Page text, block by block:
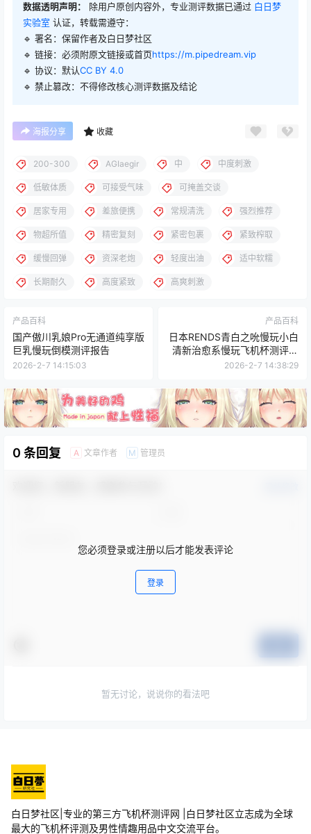
数据透明声明： 除用户原创内容外，专业测评数据已通过 白日梦
实验室 认证，转载需遵守：
🔹 署名：保留作者及白日梦社区
🔹 链接：必须附原文链接或首页https://m.pipedream.vip
🔹 协议：默认CC BY 4.0
🔹 禁止篡改：不得修改核心测评数据及结论
海报分享 收藏
200-300 AGIaegir 中 中度刺激
低敏体质 可接受气味 可掩盖交谈
居家专用 差旅便携 常规清洗 强烈推荐
物超所值 精密复刻 紧密包裹 紧致榨取
缓慢回弹 资深老炮 轻度出油 适中软糯
长期耐久 高度紧致 高爽刺激
产品百科
国产傲川乳娘Pro无通道纯享版
巨乳慢玩倒模测评报告
2026-2-7 14:15:03
产品百科
日本RENDS青白之吮慢玩小白
清新治愈系慢玩飞机杯测评报
告
2026-2-7 14:38:29
0 条回复 A 文章作者 M 管理员
您必须登录或注册以后才能发表评论
登录
暂无讨论，说说你的看法吧
白日梦社区|专业的第三方飞机杯测评网 |白日梦社区立志成为全球
最大的飞机杯评测及男性情趣用品中文交流平台。